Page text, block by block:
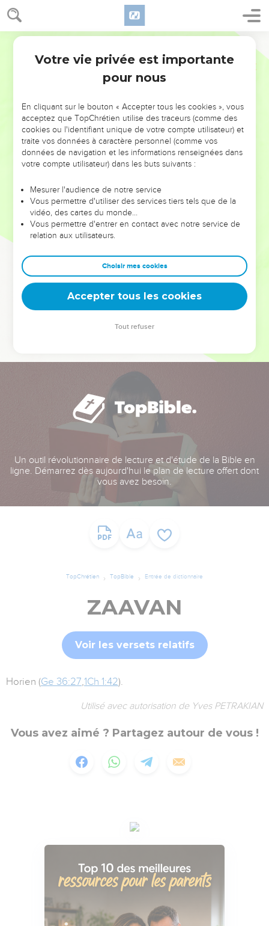
NE MANQUEZ PAS L’ÉVÉNEMENT
DE L’ANNÉE !
ET SI LEURS ERREURS POUVAIENT VOUS ÉVITER LES
VOTRES ?
leur foi ou leur vision. Mais on voit moins les doutes, les erreurs
et les saisons difficiles qu'ils ont traversés, alors même que ce
sont elles qui les ont façonnés.
Dans cette conférence, leaders, entrepreneurs, et responsables
clés pour avancer avec plus de sagesse afin que leurs erreurs
deviennent vos tremplins. Que vous guidiez un ministère, une
équipe, un groupe ou une famille, leur expérience est faite
Un outil révolutionnaire de lecture et d'étude de la Bible en
ligne. Démarrez dès aujourd'hui le plan de lecture offert dont
vous avez besoin.
TopChrétien TopBible Entrée de dictionnaire
ZAAVAN
Voir les versets relatifs
Horien (Ge 36:27,1Ch 1:42).
Utilisé avec autorisation de Yves PETRAKIAN
Vous avez aimé ? Partagez autour de vous !
Votre vie privée est importante
pour nous
En cliquant sur le bouton « Accepter tous les cookies », vous
acceptez que TopChrétien utilise des traceurs (comme des
cookies ou l'identifiant unique de votre compte utilisateur) et
traite vos données à caractère personnel (comme vos
données de navigation et les informations renseignées dans
votre compte utilisateur) dans les buts suivants :
Mesurer l'audience de notre service
Vous permettre d'utiliser des services tiers tels que de la
vidéo, des cartes du monde…
Vous permettre d'entrer en contact avec notre service de
relation aux utilisateurs.
Choisir mes cookies
Accepter tous les cookies
Tout refuser